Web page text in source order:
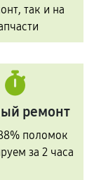
так и на
ремонт
поломок
за 2 часа